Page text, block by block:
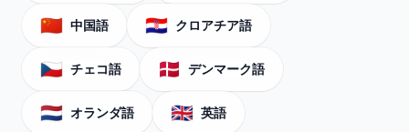
🇨🇳 中国語 🇭🇷 クロアチア語
🇨🇿 チェコ語 🇩🇰 デンマーク語
🇳🇱 オランダ語 🇬🇧 英語